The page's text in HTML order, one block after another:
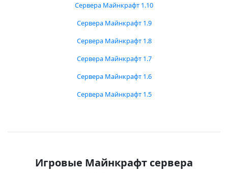
Сервера Майнкрафт 1.10
Сервера Майнкрафт 1.9
Сервера Майнкрафт 1.8
Сервера Майнкрафт 1.7
Сервера Майнкрафт 1.6
Сервера Майнкрафт 1.5
Игровые Майнкрафт сервера